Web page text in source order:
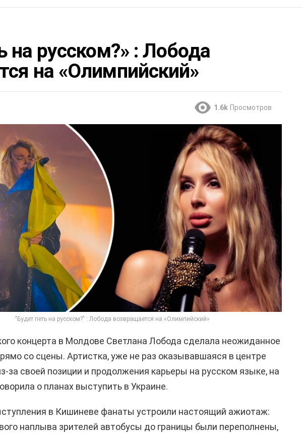
на русском?» : Лобода
на «Олимпийский»
1.6k Просмотров
"Будет петь на русском?" : Лобода возвращается на «Олимпийский»
концерта в Молдове Светлана Лобода сделала неожиданное
со сцены. Артистка, уже не раз оказывавшаяся в центре
за своей позиции и продолжения карьеры на русском языке, на
о планах выступить в Украине.
в Кишиневе фанаты устроили настоящий ажиотаж:
наплыва зрителей автобусы до границы были переполнены,